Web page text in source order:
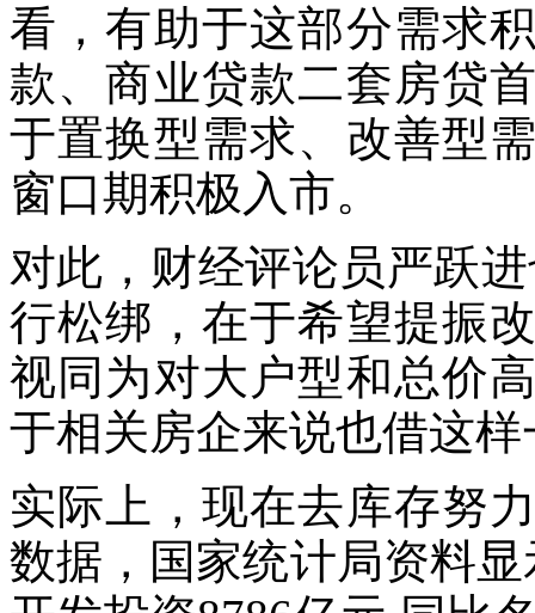
看，有助于这部分需求
款、商业贷款二套房贷
于置换型需求、改善型
窗口期积极入市。
对此，财经评论员严跃
行松绑，在于希望提振
视同为对大户型和总价
于相关房企来说也借这
实际上，现在去库存努
数据，国家统计局资料